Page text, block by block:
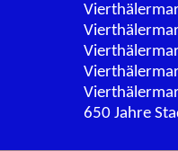
650 Jahre